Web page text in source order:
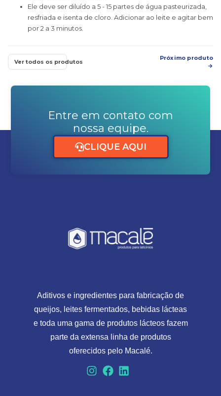
Ele deve ser diluído a 5 - 15 partes de água pasteurizada,
resfriada e isenta de cloro. Adicionar ao leite e agitar bem
por 2 a 3 minutos.
Ver todos os produtos
Próximo produto
→
Entre em contato com
nossa equipe.
CLIQUE AQUI
Aditivos e ingredientes para fabricação de
queijos, leites fermentados, bebidas lácteas
e toda uma gama de produtos lácteos fazem
parte da extensa linha de produtos
oferecidos pelo Macalé.